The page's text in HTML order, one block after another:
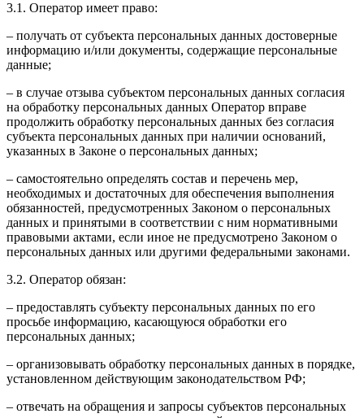
3.1. Оператор имеет право:
– получать от субъекта персональных данных достоверные
информацию и/или документы, содержащие персональные
данные;
– в случае отзыва субъектом персональных данных согласия
на обработку персональных данных Оператор вправе
продолжить обработку персональных данных без согласия
субъекта персональных данных при наличии оснований,
указанных в Законе о персональных данных;
– самостоятельно определять состав и перечень мер,
необходимых и достаточных для обеспечения выполнения
обязанностей, предусмотренных Законом о персональных
данных и принятыми в соответствии с ним нормативными
правовыми актами, если иное не предусмотрено Законом о
персональных данных или другими федеральными законами.
3.2. Оператор обязан:
– предоставлять субъекту персональных данных по его
просьбе информацию, касающуюся обработки его
персональных данных;
– организовывать обработку персональных данных в порядке,
установленном действующим законодательством РФ;
– отвечать на обращения и запросы субъектов персональных